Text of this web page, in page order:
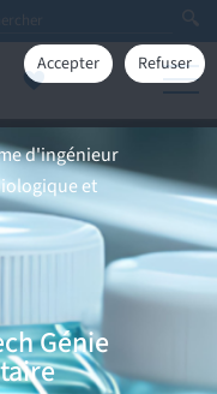
Accepter Refuser
d'ingénieur
et
Génie